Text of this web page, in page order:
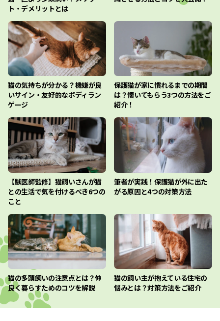
ト・デメリットとは
猫の気持ちが分かる？機嫌が良
いサイン・友好的なボディラン
ゲージ
保護猫が家に慣れるまでの期間
は？懐いてもらう3つの方法をご
紹介！
【獣医師監修】猫飼いさんが猫
との生活で気を付けるべき6つの
こと
筆者が実践！保護猫が外に出た
がる原因と4つの対策方法
猫の多頭飼いの注意点とは？仲
良く暮らすためのコツを解説
猫の飼い主が抱えている住宅の
悩みとは？対策方法をご紹介